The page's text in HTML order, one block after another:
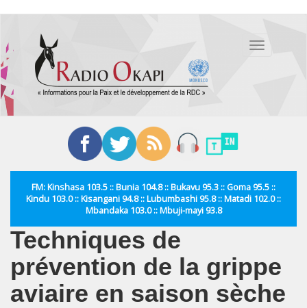
contenu
principal
Toggle
FM: Kinshasa 103.5 :: Bunia 104.8 :: Bukavu 95.3 :: Goma 95.5 ::
Kindu 103.0 :: Kisangani 94.8 :: Lubumbashi 95.8 :: Matadi 102.0 ::
Mbandaka 103.0 :: Mbuji-mayi 93.8
Techniques de
prévention de la grippe
aviaire en saison sèche